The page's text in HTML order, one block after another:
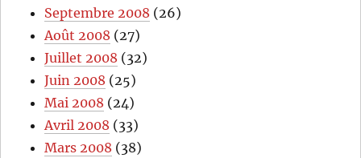
Septembre 2008 (26)
Août 2008 (27)
Juillet 2008 (32)
Juin 2008 (25)
Mai 2008 (24)
Avril 2008 (33)
Mars 2008 (38)